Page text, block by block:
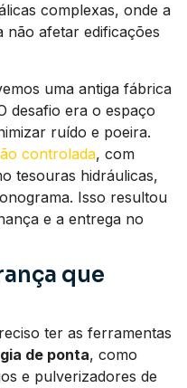
complexas, onde a
não afetar edificações
uma antiga fábrica
desafio era o espaço
ruído e poeira.
controlada, com
tesouras hidráulicas,
Isso resultou
e a entrega no
que
ter as ferramentas
de ponta, como
e pulverizadores de